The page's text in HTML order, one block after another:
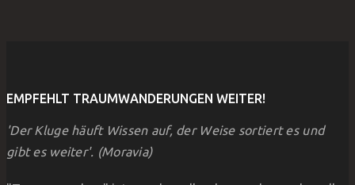
EMPFEHLT TRAUMWANDERUNGEN WEITER!
'Der Kluge häuft Wissen auf, der Weise sortiert es und
gibt es weiter'. (Moravia)